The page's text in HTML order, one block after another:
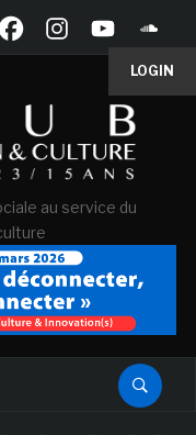
LOGIN
au service du